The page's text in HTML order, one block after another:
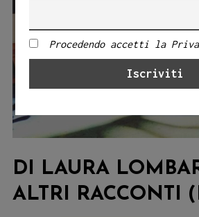
DI LAURA
ALTRI RACCONTI
Procedendo accetti la